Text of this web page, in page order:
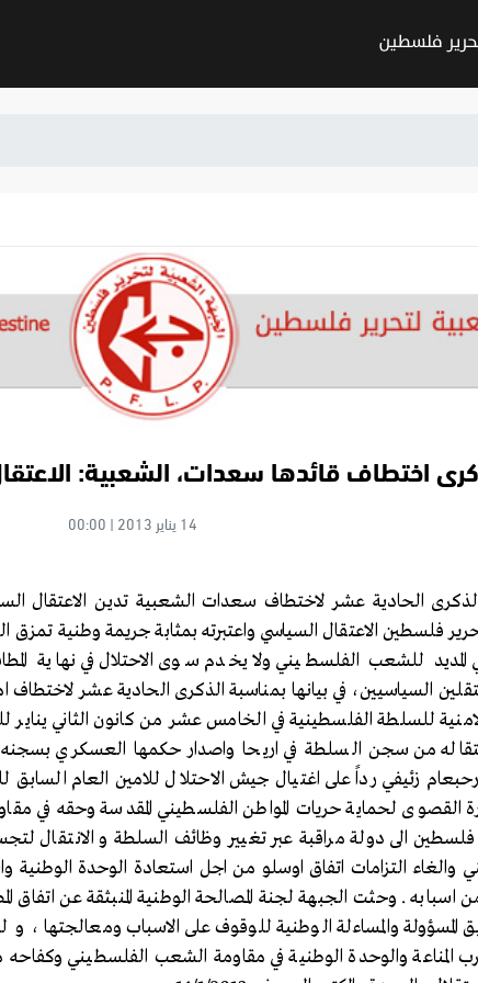
اختطاف قائدها سعدات، الشعبية:
14 يناير 2013 | 00:00
الحادية عشر لاختطاف سعدات الشعبية تدين الاعتقال
فلسطين الاعتقال السياسي واعتبرته بمثابة جريمة وطنية تمزق
المديد للشعب الفلسطيني ولا يخدم سوى الاحتلال في
السياسيين، في بيانها بمناسبة الذكرى الحادية عشر
من سجن السلطة في اريحا واصدار حكمها العسكري بسجنه
زئيفي رداً على اغتيال جيش الاحتلال للامين العام
القصوى لحماية حريات المواطن الفلسطيني المقدسة وحقه في
فلسطين الى دولة مراقبة عبر تغيير وظائف السلطة و الانتقال
والغاء التزامات اتفاق اوسلو من اجل استعادة الوحدة الوطنية
اسبابه . وحثت الجبهة لجنة المصالحة الوطنية المنبثقة عن اتفاق
المسؤولة والمساءلة الوطنية للوقوف على الاسباب ومعالجتها ، و
المناعة والوحدة الوطنية في مقاومة الشعب الفلسطيني